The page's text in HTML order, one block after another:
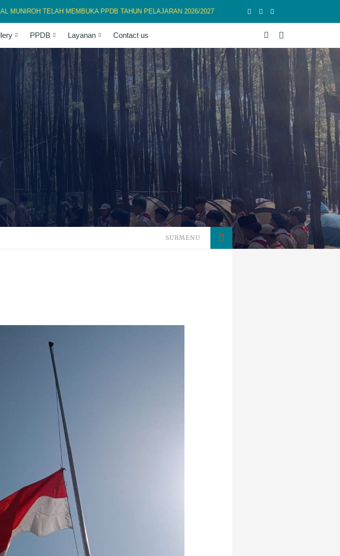
TELAH MEMBUKA PPDB TAHUN PELAJARAN 2026/2027
PPDB Layanan Contact us
SUBMENU